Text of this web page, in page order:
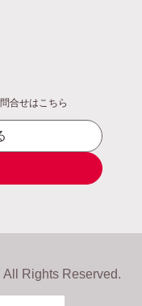
合せはこちら
Rights Reserved.